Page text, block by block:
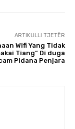
ARTIKULLI TJETËR
Wifi Yang Tidak
Tiang” Di duga
Pidana Penjara